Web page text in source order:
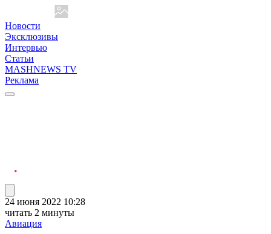
Новости
Эксклюзивы
Интервью
Статьи
MASHNEWS TV
Реклама
24 июня 2022 10:28
читать 2 минуты
Авиация